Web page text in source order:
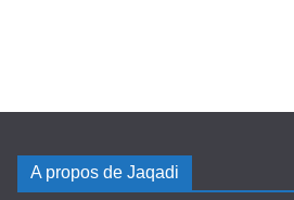
A propos de Jaqadi